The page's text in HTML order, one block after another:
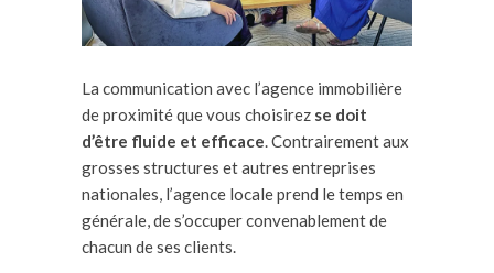
La communication avec l’agence immobilière
de proximité que vous choisirez se doit
d’être fluide et efficace . Contrairement aux
grosses structures et autres entreprises
nationales, l’agence locale prend le temps en
générale, de s’occuper convenablement de
chacun de ses clients.